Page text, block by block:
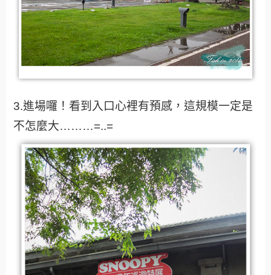
3.進場囉！看到入口心裡有預感，這規模一定是
不怎麼大………=..=